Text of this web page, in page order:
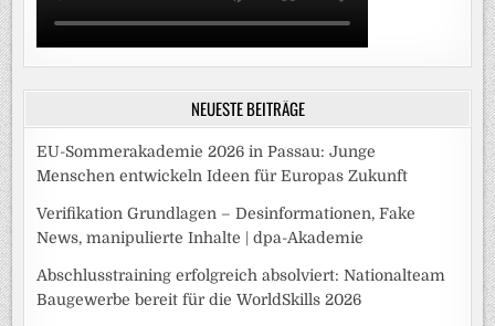
NEUESTE BEITRÄGE
EU-Sommerakademie 2026 in Passau: Junge
Menschen entwickeln Ideen für Europas Zukunft
Verifikation Grundlagen – Desinformationen, Fake
News, manipulierte Inhalte | dpa-Akademie
Abschlusstraining erfolgreich absolviert: Nationalteam
Baugewerbe bereit für die WorldSkills 2026